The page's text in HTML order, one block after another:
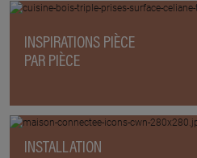
INSPIRATIONS PIÈCE
PAR PIÈCE
INSTALLATION